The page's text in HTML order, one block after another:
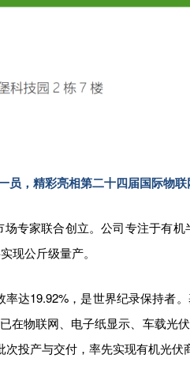
，精彩亮相第二十四届国际物联
专家联合创立。公司专注于有
现公斤级量产。
达19.92%，是世界纪录保持
在物联网、电子纸显示、车载
投产与交付，率先实现有机光伏